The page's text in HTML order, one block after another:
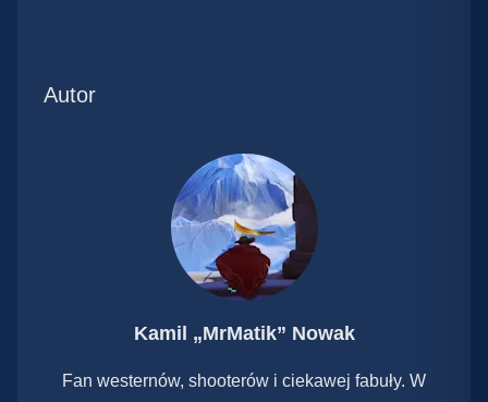
Autor
Kamil „MrMatik” Nowak
Fan westernów, shooterów i ciekawej fabuły. W